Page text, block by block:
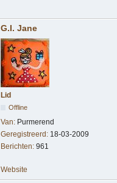
G.I. Jane
Lid
Offline
Van: Purmerend
Geregistreerd: 18-03-2009
Berichten: 961
Website